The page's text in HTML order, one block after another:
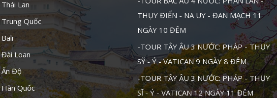
Lan
Trung Quốc
Đài Loan
Ấn Độ
Quốc
THỤY ĐIỂN - NA UY - ĐAN MẠCH 11
NGÀY 10 ĐÊM
-TOUR TÂY ÂU 3 NƯỚC: PHÁP - THỤY
SỸ - Ý - VATICAN 9 NGÀY 8 ĐÊM
-TOUR TÂY ÂU 3 NƯỚC: PHÁP - THỤY
SĨ - Ý - VATICAN 12 NGÀY 11 ĐÊM